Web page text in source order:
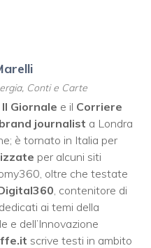
Conti e Carte
Il Giornale e il Corriere
brand journalist a Londra
è tornato in Italia per
per alcuni siti
oltre che testate
, contenitore di
ai temi della
e dell’Innovazione
scrive testi in ambito